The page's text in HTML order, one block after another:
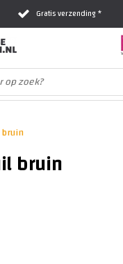
Gratis verzending *
Al 16 jaar het vertrouwde adres
Fysieke winkel in Zwolle
bruin